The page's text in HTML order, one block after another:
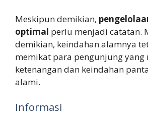
Meskipun demikian,
optimal perlu menjadi catatan.
demikian, keindahan alamnya
memikat para pengunjung yang
ketenangan dan keindahan
alami.
Informasi